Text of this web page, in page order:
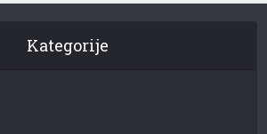
Kategorije